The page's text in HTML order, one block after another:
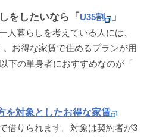
をしたいなら「 U35割 」
人暮らしを考えている人には、
お得な家賃で住めるプランが用
下の単身者におすすめなのが「
対象としたお得な家賃
借りられます。対象は契約者が3